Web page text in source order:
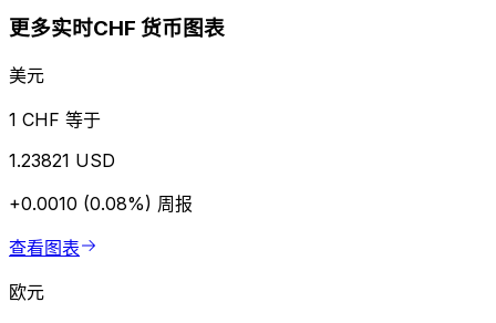
更多实时CHF 货币图表
美元
1 CHF 等于
1.23821 USD
+0.0010 (0.08%) 周报
查看图表
欧元